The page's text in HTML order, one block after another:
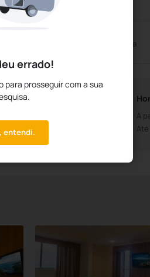
errado!
para prosseguir com a sua
entendi.
Academia de ginástica gratuita
A